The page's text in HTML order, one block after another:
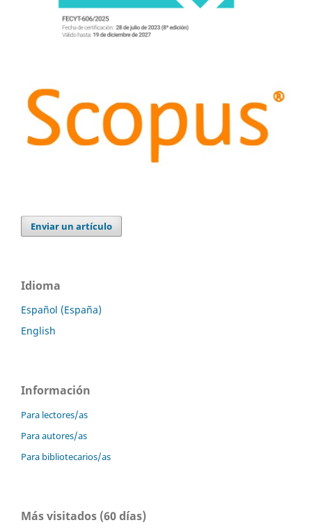
Enviar un artículo
Idioma
Español (España)
English
Información
Para lectores/as
Para autores/as
Para bibliotecarios/as
Más visitados (60 días)